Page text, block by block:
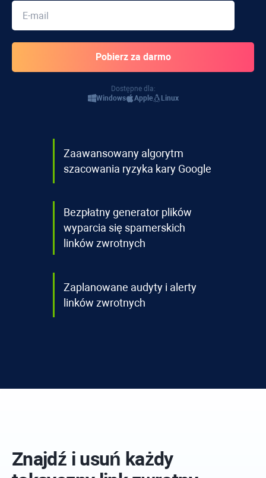
Dostępne dla:
Windows
Apple Linux
Zaawansowany algorytm
szacowania ryzyka kary Google
Bezpłatny generator plików
wyparcia się spamerskich
linków zwrotnych
Zaplanowane audyty i alerty
linków zwrotnych
Znajdź i usuń każdy